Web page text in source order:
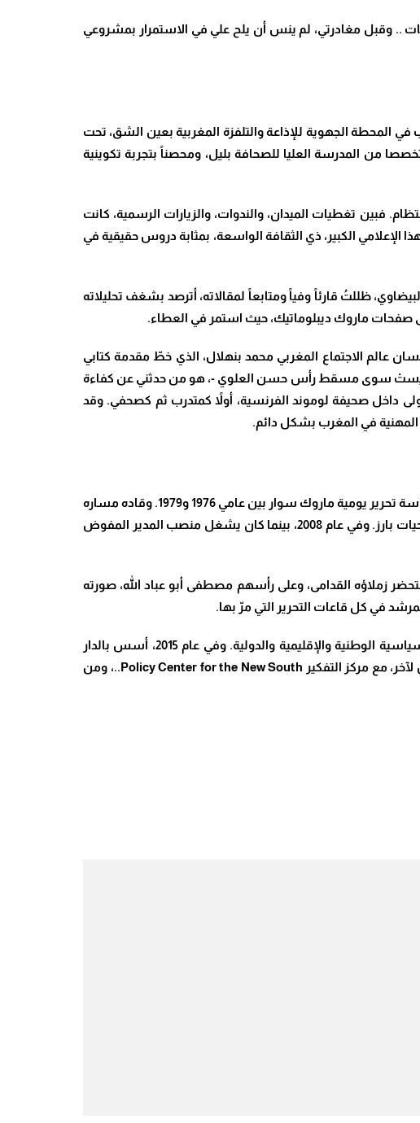
ودروس وحكايات .. وقبل مغادرتي، لم ينس أن يلح علي في الاستمرار بمشروعي
أخطو خطواتي الأولى كصحفي شاب في المحطة الجهوية للإذاعة والتلفزة المغربية بعين الشق، تحت
من المدرسة العليا للصحافة بليل، ومحصناً بتجربة تكوينية
فبين تغطيات الميدان، والندوات، والزيارات الرسمية، كانت
الإعلامي الكبير، ذي الثقافة الواسعة، بمثابة دروس حقيقية في
البيضاوي، ظللتُ قارئاً وفياً ومتابعاً لمقالاته، أترصد بشغف تحليلاته
صفحات ماروك ديبلوماتيك، حيث استمر في العطاء.
على لسان عالم الاجتماع المغربي محمد بنهلال، الذي خطّ مقدمة كتابي
ليستْ سوى مسقط رأس حسن العلوي -، هو من حدثني عن كفاءة
المدرسة العليا للصحافة بليل التي تخرج منها عام 1975، خط خطواته الأولى داخل صحيفة لوموند الفرنسية، أولاً كمتدرب ثم كصحفي. وقد
المهنية في المغرب بشكل دائم.
وفور عودته إلى أرض الوطن، فرض نفسه في المشهد الإعلامي المغربي كصحفي في يومية لومتان، قبل أن يتولى رئاسة تحرير يومية ماروك سوار بين عامي 1976 و1979. وقاده مساره
بعد ذلك للإشراف، لسنوات طويلة، على إدارة تحرير هذين العنوانين المعروفين، حيث عمل فيهما أيضاً ككاتب افتتاحيات بارز. وفي عام 2008، بينما كان يشغل منصب المدير المفوض
زملاؤه القدامى، وعلى رأسهم مصطفى أبو عباد الله، صورته
في كل قاعات التحرير التي مرّ بها.
ألف حسن كتاب “الحرب السرية في الصحراء الغربية” (باريس، 2010)، ووضع خبرته في خدمة تحليل المستجدات السياسية الوطنية والإقليمية والدولية. وفي عام 2015، أسس بالدار
البيضاء مجلة ماروك ديبلوماتيك الشهرية التي يشغل حالياً منصب مدير نشرها، إلى جانب تعاونه كمساهم، من حين لآخر، مع مركز التفكير Policy Center for the New South..، ومن